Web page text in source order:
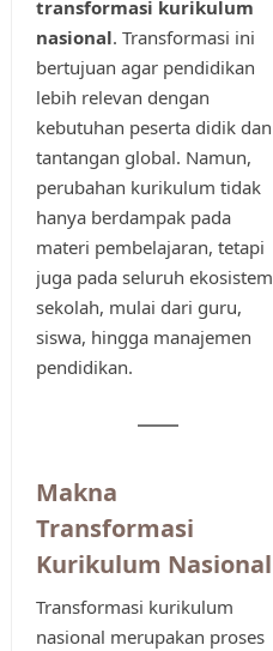
transformasi kurikulum
nasional. Transformasi ini
bertujuan agar pendidikan
lebih relevan dengan
kebutuhan peserta didik dan
tantangan global. Namun,
perubahan kurikulum tidak
hanya berdampak pada
materi pembelajaran, tetapi
juga pada seluruh ekosistem
sekolah, mulai dari guru,
siswa, hingga manajemen
pendidikan.
Makna
Transformasi
Kurikulum Nasional
Transformasi kurikulum
nasional merupakan proses